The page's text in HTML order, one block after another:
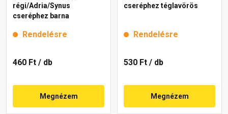
régi/Adria/Synus
cseréphez barna
Rendelésre
460 Ft / db
Megnézem
cseréphez téglavörös
Rendelésre
530 Ft / db
Megnézem